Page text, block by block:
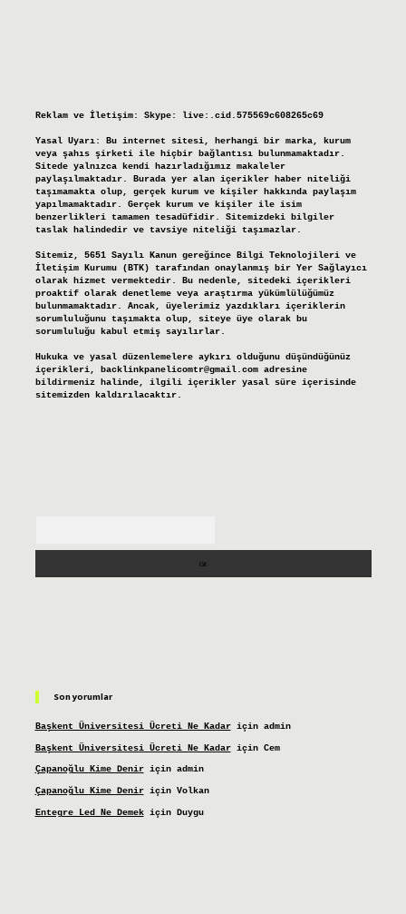
Reklam ve İletişim: Skype: live:.cid.575569c608265c69
Yasal Uyarı:
Bu internet sitesi, herhangi bir marka, kurum
veya şahıs şirketi ile hiçbir bağlantısı bulunmamaktadır.
Sitede yalnızca kendi hazırladığımız makaleler
paylaşılmaktadır. Burada yer alan içerikler haber niteliği
taşımamakta olup, gerçek kurum ve kişiler hakkında paylaşım
yapılmamaktadır. Gerçek kurum ve kişiler ile isim
benzerlikleri tamamen tesadüfidir. Sitemizdeki bilgiler
taslak halindedir ve tavsiye niteliği taşımazlar.
Sitemiz, 5651 Sayılı Kanun gereğince Bilgi Teknolojileri ve
İletişim Kurumu (BTK) tarafından onaylanmış bir Yer Sağlayıcı
olarak hizmet vermektedir. Bu nedenle, sitedeki içerikleri
proaktif olarak denetleme veya araştırma yükümlülüğümüz
bulunmamaktadır. Ancak, üyelerimiz yazdıkları içeriklerin
sorumluluğunu taşımakta olup, siteye üye olarak bu
sorumluluğu kabul etmiş sayılırlar.
Hukuka ve yasal düzenlemelere aykırı olduğunu düşündüğünüz
içerikleri, backlinkpanelicomtr@gmail.comadresine
bildirmeniz halinde, ilgili içerikler yasal süre içerisinde
sitemizden kaldırılacaktır.
Son yorumlar
Başkent Üniversitesi Ücreti Ne Kadariçin admin
Başkent Üniversitesi Ücreti Ne Kadariçin Cem
Çapanoğlu Kime Deniriçin admin
Çapanoğlu Kime Deniriçin Volkan
Entegre Led Ne Demekiçin Duygu